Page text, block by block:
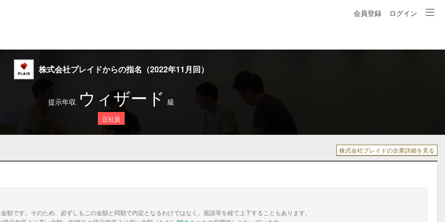
会員登録 ログイン
株式会社プレイドからの指名（2022年11月回）
提示年収 ウィザード 級
正社員
株式会社プレイドの企業詳細を見る
です。そのため、必ずしもこの金額と同額で内定となるわけではなく、面談等を経て上下することもあります。